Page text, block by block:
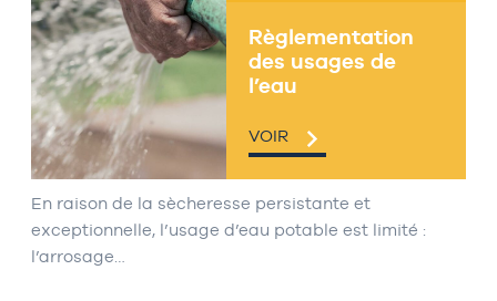
Règlementation
des usages de
l’eau
VOIR
En raison de la sècheresse persistante et
exceptionnelle, l’usage d’eau potable est limité :
l’arrosage…